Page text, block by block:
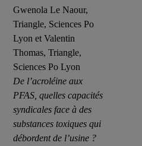
Gwenola Le Naour,
Triangle, Sciences Po
Lyon et Valentin
Thomas, Triangle,
Sciences Po Lyon
De l’acroléine aux
PFAS, quelles capacités
syndicales face à des
substances toxiques qui
débordent de l’usine ?